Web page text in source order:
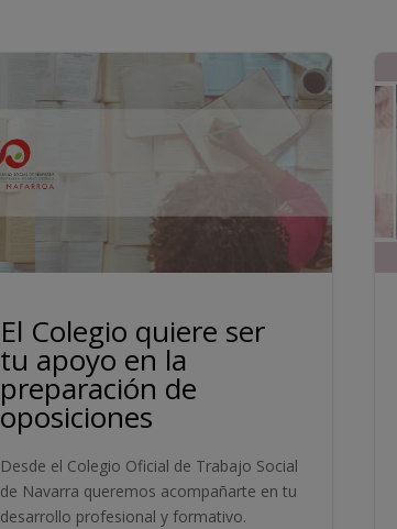
El Colegio quiere ser
tu apoyo en la
preparación de
oposiciones
Desde el Colegio Oficial de Trabajo Social
de Navarra queremos acompañarte en tu
desarrollo profesional y formativo.